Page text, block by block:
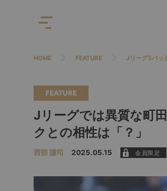
HOME FEATURE Jリーグ3バッ
FEATURE
Jリーグでは異質な町
クとの相性は「？」
西部 謙司 2025.05.15